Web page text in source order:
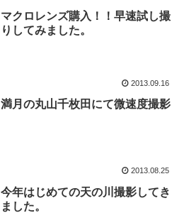
マクロレンズ購入！！早速試し撮
りしてみました。
2013.09.16
満月の丸山千枚田にて微速度撮影
2013.08.25
今年はじめての天の川撮影してき
ました。